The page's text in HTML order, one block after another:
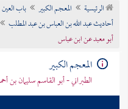
تراجم الأعلام
الرئيسية المعجم الكبير باب العين
أحاديث عبد الله بن العباس بن عبد المطلب
أبو معبد عن ابن عباس
المعجم الكبير
الطبراني - أبو القاسم سليمان بن